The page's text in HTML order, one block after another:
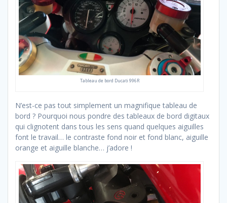
Tableau de bord Ducati 996R
N’est-ce pas tout simplement un magnifique tableau de
bord ? Pourquoi nous pondre des tableaux de bord digitaux
qui clignotent dans tous les sens quand quelques aiguilles
font le travail… le contraste fond noir et fond blanc, aiguille
orange et aiguille blanche… j’adore !